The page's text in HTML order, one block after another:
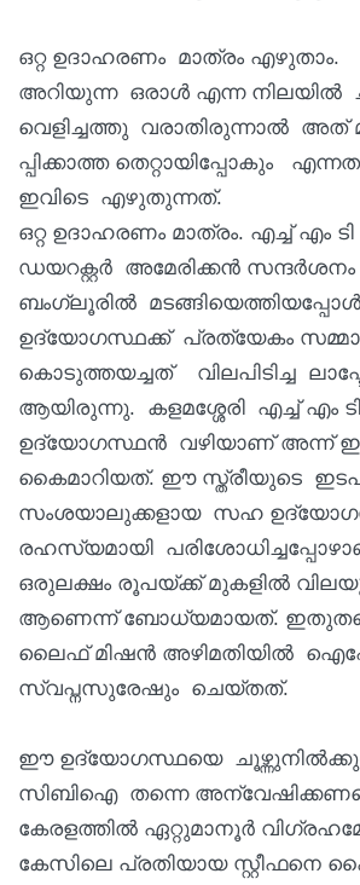
ഒറ്റ ഉദാഹരണം മാത്രം എഴുതാം.
അറിയുന്ന ഒരാൾ എന്ന നിലയിൽ
വെളിച്ചത്തു വരാതിരുന്നാൽ അത്
പ്പിക്കാത്ത തെറ്റായിപ്പോകും
ഇവിടെ എഴുതുന്നത്.
ഒറ്റ ഉദാഹരണം മാത്രം. എച്ച് എം
ഡയറക്റ്റർ അമേരിക്കൻ
ബംഗ്ലൂരിൽ
ഉദ്യോഗസ്ഥക്ക് പ്രത്യേകം
കൊടുത്തയച്ചത് വിലപിടിച്ച
ആയിരുന്നു. കളമശ്ശേരി എച്ച് എം
ഉദ്യോഗസ്ഥൻ വഴിയാണ് അന്ന്
കൈമാറിയത്. ഈ സ്ത്രീയുടെ
സംശയാലുക്കളായ സഹ
രഹസ്യമായി
ഒരുലക്ഷം രൂപയ്ക്ക് മുകളിൽ
ആണെന്ന് ബോധ്യമായത്.
ലൈഫ് മിഷൻ അഴിമതിയിൽ
സ്വപ്നസുരേഷും ചെയ്തത്.
ഈ ഉദ്യോഗസ്ഥയെ
സിബിഐ തന്നെ
കേരളത്തിൽ ഏറ്റുമാനൂർ
കേസിലെ പ്രതിയായ സ്റ്റീഫനെ